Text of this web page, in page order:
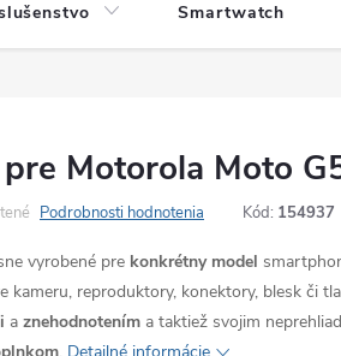
Smartwatch
Motorola Moto
Podrobnosti hodnotenia Kód: 154937
vyrobené pre konkrétny model
kameru, reproduktory, konektory, blesk či
a znehodnotením a taktiež svojim